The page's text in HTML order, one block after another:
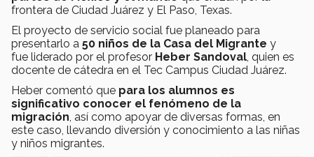
frontera de Ciudad Juárez y El Paso, Texas.
El proyecto de servicio social fue planeado para
presentarlo a 50 niños de la Casa del Migrante y
fue liderado por el profesor Heber Sandoval, quien es
docente de cátedra en el Tec Campus Ciudad Juárez.
Heber comentó que para los alumnos es
significativo conocer el fenómeno de la
migración, así como apoyar de diversas formas, en
este caso, llevando diversión y conocimiento a las niñas
y niños migrantes.